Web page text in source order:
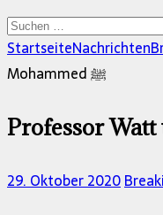
Suchen
nach:
StartseiteNachrichten
Mohammed ﷺ
29. Oktober 2020